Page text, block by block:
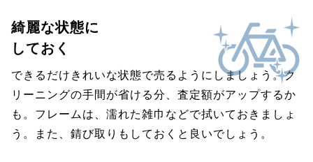
綺麗な状態に
しておく
できるだけきれいな状態で売るようにしましょう。ク
リーニングの手間が省ける分、査定額がアップするか
も。フレームは、濡れた雑巾などで拭いておきましょ
う。また、錆び取りもしておくと良いでしょう。